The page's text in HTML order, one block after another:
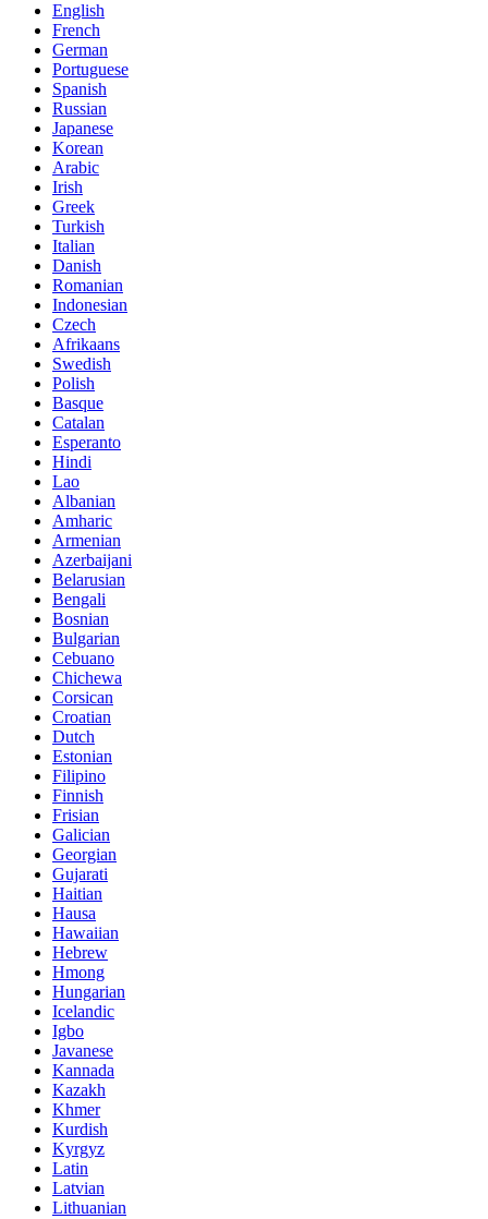
English
French
German
Portuguese
Spanish
Russian
Japanese
Korean
Arabic
Irish
Greek
Turkish
Italian
Danish
Romanian
Indonesian
Czech
Afrikaans
Swedish
Polish
Basque
Catalan
Esperanto
Hindi
Lao
Albanian
Amharic
Armenian
Azerbaijani
Belarusian
Bengali
Bosnian
Bulgarian
Cebuano
Chichewa
Corsican
Croatian
Dutch
Estonian
Filipino
Finnish
Frisian
Galician
Georgian
Gujarati
Haitian
Hausa
Hawaiian
Hebrew
Hmong
Hungarian
Icelandic
Igbo
Javanese
Kannada
Kazakh
Khmer
Kurdish
Kyrgyz
Latin
Latvian
Lithuanian